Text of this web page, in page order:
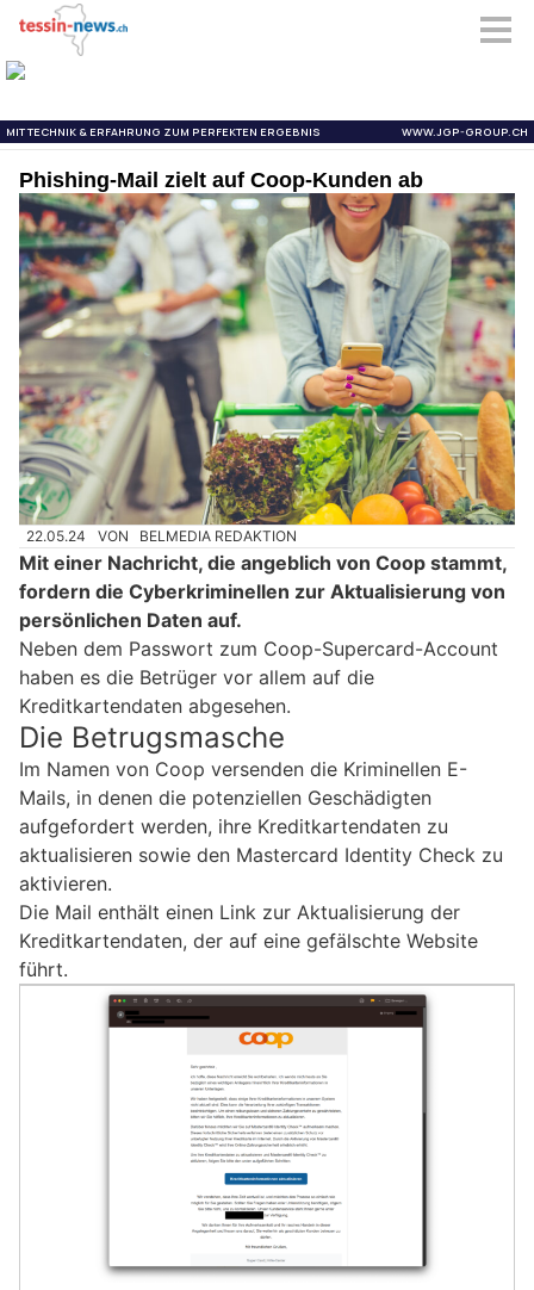
Phishing-Mail zielt auf Coop-Kunden ab
22.05.24 VON BELMEDIA REDAKTION
Mit einer Nachricht, die angeblich von Coop stammt,
fordern die Cyberkriminellen zur Aktualisierung von
persönlichen Daten auf.
Neben dem Passwort zum Coop-Supercard-Account
haben es die Betrüger vor allem auf die
Kreditkartendaten abgesehen.
Die Betrugsmasche
Im Namen von Coop versenden die Kriminellen E-
Mails, in denen die potenziellen Geschädigten
aufgefordert werden, ihre Kreditkartendaten zu
aktualisieren sowie den Mastercard Identity Check zu
aktivieren.
Die Mail enthält einen Link zur Aktualisierung der
Kreditkartendaten, der auf eine gefälschte Website
führt.